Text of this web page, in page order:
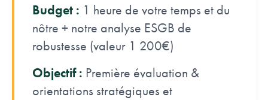
Budget : 1 heure de votre temps et du
nôtre + notre analyse ESGB de
robustesse (valeur 1 200€)
Objectif : Première évaluation &
orientations stratégiques et